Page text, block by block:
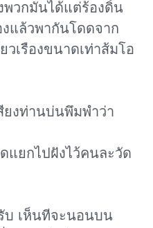
วกมันได้แต่ร้องดิ้น
แล้วพากันโดดจาก
วเรืองขนาดเท่าส้มโอ
ยงท่านบ่นพึมพําว่า
แยกไปฝังไว้คนละวัด
บ เห็นทีจะนอนบน